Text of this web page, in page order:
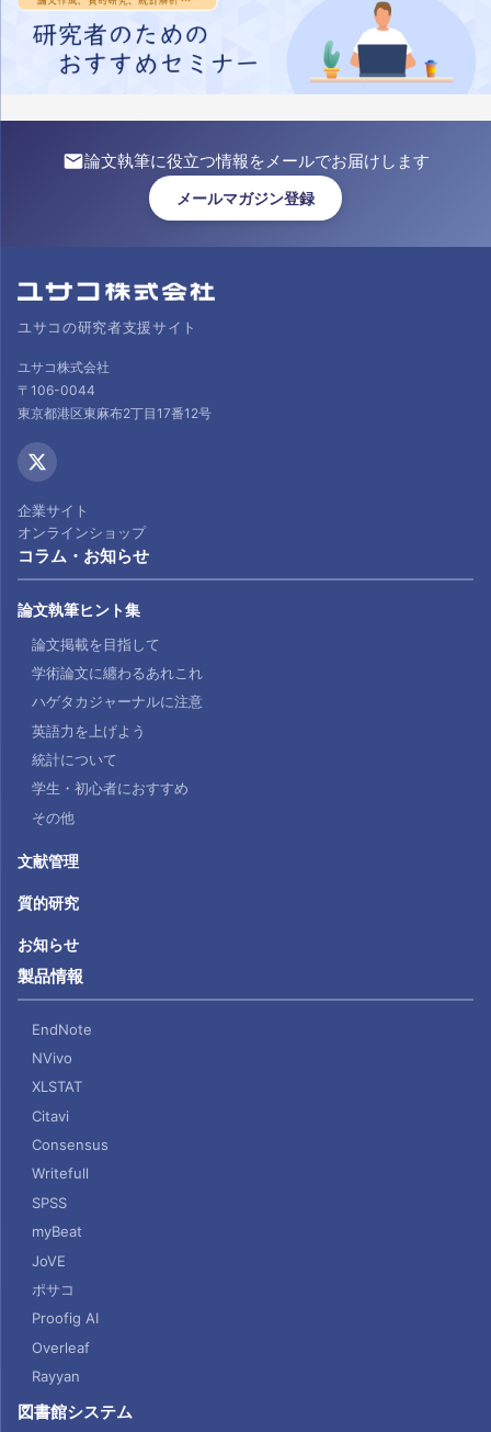
論文執筆に役立つ情報をメールでお届けします
メールマガジン登録
ユサコの研究者支援サイト
ユサコ株式会社
〒106-0044
東京都港区東麻布2丁目17番12号
企業サイト
オンラインショップ
コラム・お知らせ
論文執筆ヒント集
論文掲載を目指して
学術論文に纏わるあれこれ
ハゲタカジャーナルに注意
英語力を上げよう
統計について
学生・初心者におすすめ
その他
文献管理
質的研究
お知らせ
製品情報
EndNote
NVivo
XLSTAT
Citavi
Consensus
Writefull
SPSS
myBeat
JoVE
ポサコ
Proofig AI
Overleaf
Rayyan
図書館システム